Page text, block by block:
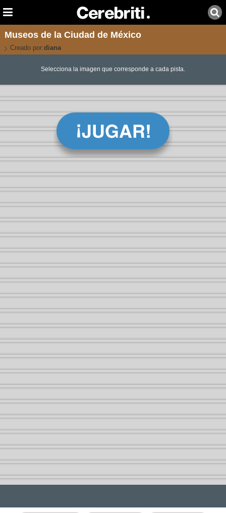
Museos de la Ciudad de México
Creado por:diana
Selecciona la imagen que corresponde a cada pista.